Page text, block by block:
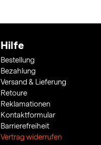
Hilfe
Bestellung
Bezahlung
Versand & Lieferung
Retoure
Reklamationen
Kontaktformular
Barrierefreiheit
Vertrag widerrufen